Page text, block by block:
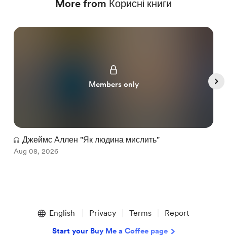
More from Корисні книги
Members only
Джеймс Аллен "Як людина мислить"
Aug 08, 2026
English Privacy Terms Report
Start your Buy Me a Coffee page